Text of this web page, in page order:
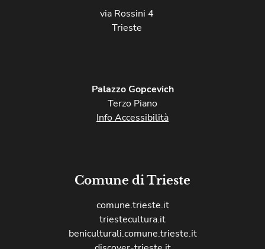
via Rossini 4
Trieste
Palazzo Gopcevich
Terzo Piano
Info Accessibilità
Comune di Trieste
comune.trieste.it
triestecultura.it
beniculturali.comune.trieste.it